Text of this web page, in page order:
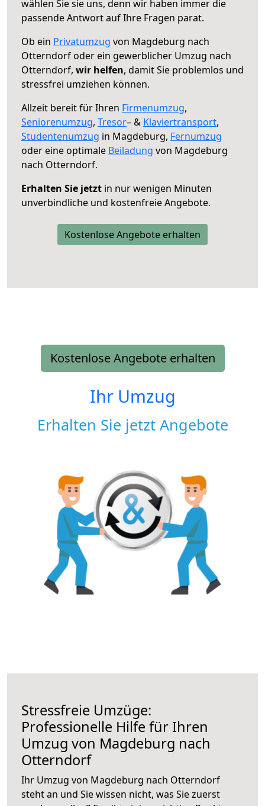
wählen Sie sie uns, denn wir haben immer die
passende Antwort auf Ihre Fragen parat.
Ob ein Privatumzug von Magdeburg nach
Otterndorf oder ein gewerblicher Umzug nach
Otterndorf, wir helfen, damit Sie problemlos und
stressfrei umziehen können.
Allzeit bereit für Ihren Firmenumzug,
Seniorenumzug, Tresor– & Klaviertransport,
Studentenumzug in Magdeburg, Fernumzug
oder eine optimale Beiladung von Magdeburg
nach Otterndorf.
Erhalten Sie jetzt in nur wenigen Minuten
unverbindliche und kostenfreie Angebote.
Kostenlose Angebote erhalten
Kostenlose Angebote erhalten
Ihr Umzug
Erhalten Sie jetzt Angebote
Stressfreie Umzüge:
Professionelle Hilfe für Ihren
Umzug von Magdeburg nach
Otterndorf
Ihr Umzug von Magdeburg nach Otterndorf
steht an und Sie wissen nicht, was Sie zuerst